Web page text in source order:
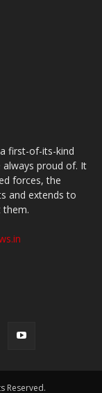
first-of-its-kind
proud of. It
forces, the
and extends to
them.
Reserved.